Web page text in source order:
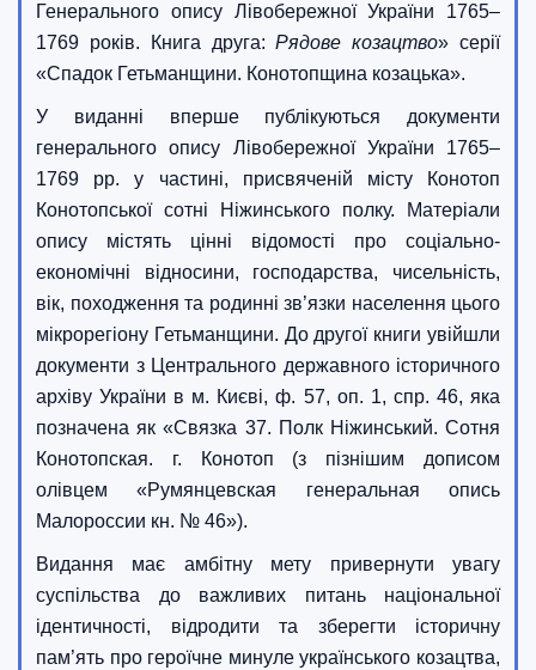
Генерального опису Лівобережної України 1765–
1769 років. Книга друга:Рядове козацтво» серії
«Спадок Гетьманщини. Конотопщина козацька».
У виданні вперше публікуються документи
генерального опису Лівобережної України 1765–
1769 рр. у частині, присвяченій місту Конотоп
Конотопської сотні Ніжинського полку. Матеріали
опису містять цінні відомості про соціально-
економічні відносини, господарства, чисельність,
вік, походження та родинні зв’язки населення цього
мікрорегіону Гетьманщини. До другої книги увійшли
документи з Центрального державного історичного
архіву України в м. Києві, ф. 57, оп. 1, спр. 46, яка
позначена як «Связка 37. Полк Ніжинський. Сотня
Конотопская. г. Конотоп (з пізнішим дописом
олівцем «Румянцевская генеральная опись
Малороссии кн. № 46»).
Видання має амбітну мету привернути увагу
суспільства до важливих питань національної
ідентичності, відродити та зберегти історичну
пам’ять про героїчне минуле українського козацтва,